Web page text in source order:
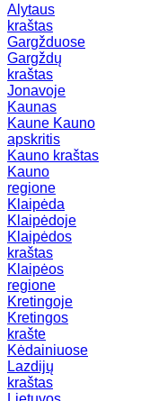
Alytaus
kraštas
Gargžduose
Gargždų
kraštas
Jonavoje
Kaunas
Kaune Kauno
apskritis
Kauno kraštas
Kauno
regione
Klaipėda
Klaipėdoje
Klaipėdos
kraštas
Klaipėos
regione
Kretingoje
Kretingos
krašte
Kėdainiuose
Lazdijų
kraštas